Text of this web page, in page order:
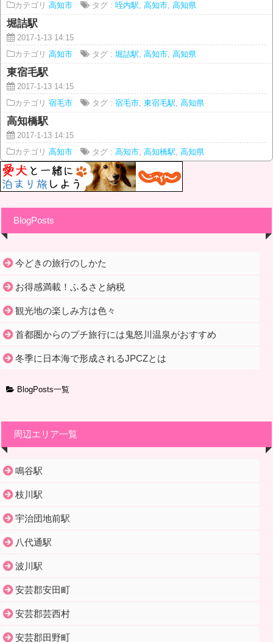
カテゴリ 高知市 タグ : 咥内駅 高知市, 高知県
堀詰駅
2017-1-13 14:15
カテゴリ 高知市 タグ : 堀詰駅 高知市, 高知県
東宿毛駅
2017-1-13 14:15
カテゴリ 宿毛市 タグ : 宿毛市, 東宿毛駅 高知県
高知橋駅
2017-1-13 14:15
カテゴリ 高知市 タグ : 高知市, 高知橋駅 高知県
BlogPosts
今どきの旅行のしかた
お得感満載！ふるさと納税
観光地の楽しみ方は色々
首都圏からのプチ旅行には鬼怒川温泉がおすすめ
冬季に日本海で形成されるJPCZとは
BlogPosts一覧
周辺エリア一覧
鳴谷駅
枝川駅
宇治団地前駅
八代通駅
波川駅
安芸郡安田町
安芸郡芸西村
安芸郡田野町